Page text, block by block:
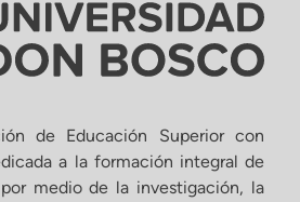
de Educación Superior con
a la formación integral de
medio de la investigación, la